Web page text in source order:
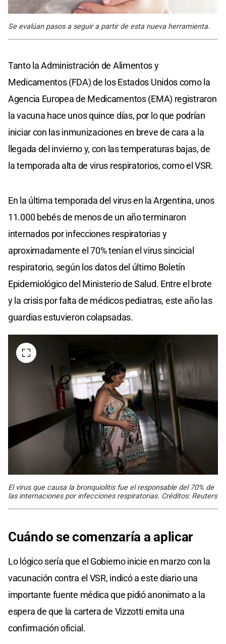
Se evalúan pasos a seguir a partir de esta nueva herramienta.
Tanto la Administración de Alimentos y
Medicamentos (FDA) de los Estados Unidos como la
Agencia Europea de Medicamentos (EMA) registraron
la vacuna hace unos quince días, por lo que podrían
iniciar con las inmunizaciones en breve de cara a la
llegada del invierno y, con las temperaturas bajas, de
la temporada alta de virus respiratorios, como el VSR.
En la última temporada del virus en la Argentina, unos
11.000 bebés de menos de un año terminaron
internados por infecciones respiratorias y
aproximadamente el 70% tenían el virus sincicial
respiratorio, según los datos del último Boletín
Epidemiológico del Ministerio de Salud. Entre el brote
y la crisis por falta de médicos pediatras, este año las
guardias estuvieron colapsadas.
El virus que causa la bronquiolitis fue el responsable del 70% de
las internaciones por infecciones respiratorias. Créditos: Reuters
Cuándo se comenzaría a aplicar
Lo lógico sería que el Gobierno inicie en marzo con la
vacunación contra el VSR, indicó a este diario una
importante fuente médica que pidió anonimato a la
espera de que la cartera de Vizzotti emita una
confirmación oficial.